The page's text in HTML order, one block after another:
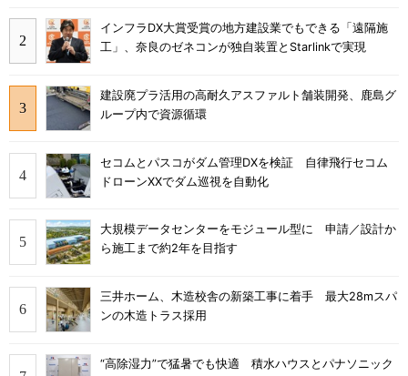
インフラDX大賞受賞の地方建設業でもできる「遠隔施
工」、奈良のゼネコンが独自装置とStarlinkで実現
建設廃プラ活用の高耐久アスファルト舗装開発、鹿島グ
ループ内で資源循環
セコムとパスコがダム管理DXを検証 自律飛行セコム
ドローンXXでダム巡視を自動化
大規模データセンターをモジュール型に 申請／設計か
ら施工まで約2年を目指す
三井ホーム、木造校舎の新築工事に着手 最大28mスパ
ンの木造トラス採用
“高除湿力”で猛暑でも快適 積水ハウスとパナソニック